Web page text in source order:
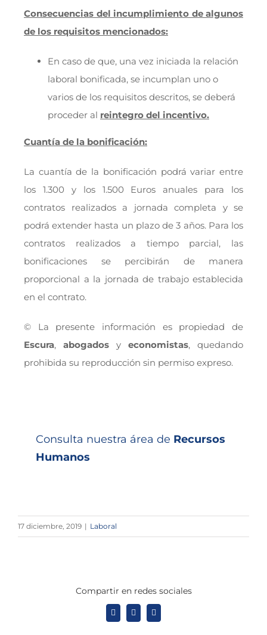
Consecuencias del incumplimiento de algunos
de los requisitos mencionados:
En caso de que, una vez iniciada la relación
laboral bonificada, se incumplan uno o
varios de los requisitos descritos, se deberá
proceder al reintegro del incentivo.
Cuantía de la bonificación:
La cuantía de la bonificación podrá variar entre
los 1.300 y los 1.500 Euros anuales para los
contratos realizados a jornada completa y se
podrá extender hasta un plazo de 3 años. Para los
contratos realizados a tiempo parcial, las
bonificaciones se percibirán de manera
proporcional a la jornada de trabajo establecida
en el contrato.
© La presente información es propiedad de
Escura, abogados y economistas, quedando
prohibida su reproducción sin permiso expreso.
Consulta nuestra área de Recursos
Humanos
17 diciembre, 2019 | Laboral
Compartir en redes sociales
X LinkedInWhatsApp